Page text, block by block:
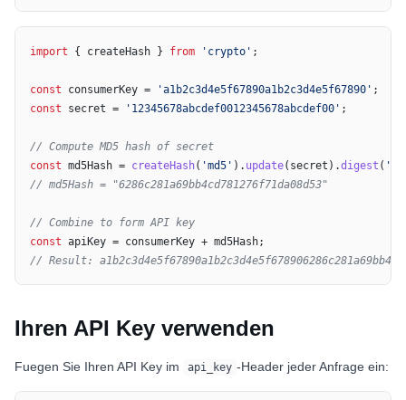
import { createHash } from 'crypto' ;
const consumerKey = 'a1b2c3d4e5f67890a1b2c3d4e5f67890'
const secret = '12345678abcdef0012345678abcdef00' ;
// Compute MD5 hash of secret
const md5Hash = createHash( 'md5' ). update(secret).digest (
// md5Hash = "6286c281a69bb4cd781276f71da08d53"
// Combine to form API key
const
// Result:
Ihren API Key verwenden
Fuegen Sie Ihren API Key im api_key -Header jeder Anfrage ein: